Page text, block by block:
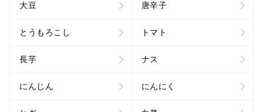
大豆 唐辛子
とうもろこし トマト
長芋 ナス
にんじん にんにく